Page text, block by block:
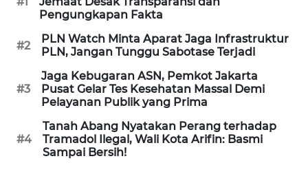
Pengungkapan Fakta
#2
PLN Watch Minta Aparat Jaga Infrastruktur
PLN, Jangan Tunggu Sabotase Terjadi
#3
Jaga Kebugaran ASN, Pemkot Jakarta
Pusat Gelar Tes Kesehatan Massal Demi
Pelayanan Publik yang Prima
#4
Tanah Abang Nyatakan Perang terhadap
Tramadol Ilegal, Wali Kota Arifin: Basmi
Sampai Bersih!
MAJALENGKA
WN
WN
WN